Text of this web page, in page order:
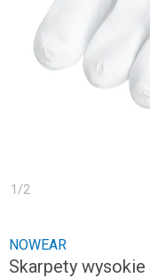
1 /2
NOWEAR
Skarpety